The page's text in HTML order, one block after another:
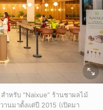
ำหรับ “Naixue” ร้านชาผลไม้
นมาตั้งแต่ปี 2015 (เปิดมา